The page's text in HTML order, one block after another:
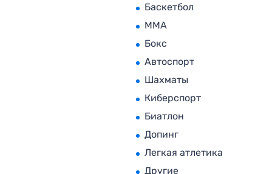
Баскетбол
MMA
Бокс
Автоспорт
Шахматы
Киберспорт
Биатлон
Допинг
Легкая атлетика
Другие